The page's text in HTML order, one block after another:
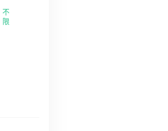
不
限